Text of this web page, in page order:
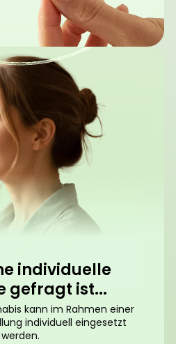
individuelle
gefragt ist...
kann im Rahmen einer
individuell eingesetzt
werden.